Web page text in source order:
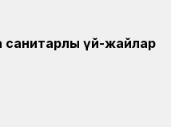
үй-жайлар